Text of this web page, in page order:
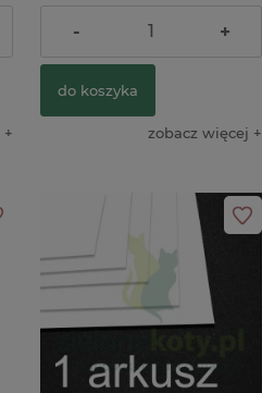
do koszyka
8,90 zł
- +
do koszyka
zobacz więcej